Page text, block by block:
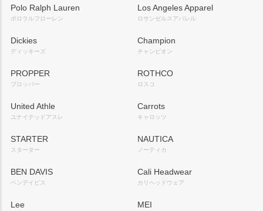
Polo Ralph Lauren
ポロラルフローレン
Los Angeles Apparel
ロサンゼルスアパレル
Dickies
ディッキーズ
Champion
チャンピオン
PROPPER
プロッパー
ROTHCO
ロスコ
United Athle
ユナイテッドアスレ
Carrots
キャロッツ
STARTER
スターター
NAUTICA
ノーティカ
BEN DAVIS
ベンデイビス
Cali Headwear
カリヘッドウェア
Lee MEI